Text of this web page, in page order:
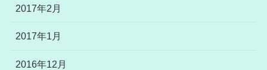
2017年2月
2017年1月
2016年12月